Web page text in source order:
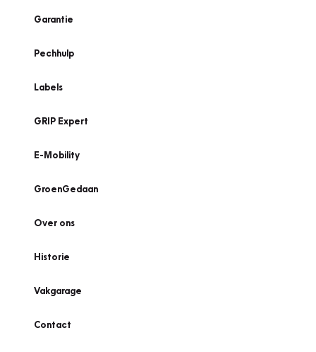
Garantie
Pechhulp
Labels
GRIP Expert
E-Mobility
GroenGedaan
Over ons
Historie
Vakgarage
Contact